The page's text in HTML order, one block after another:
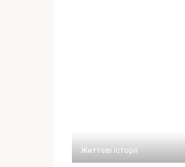
Життєві історії